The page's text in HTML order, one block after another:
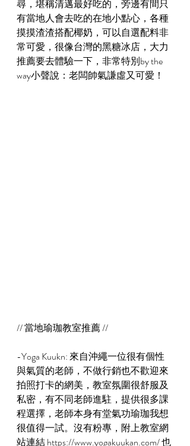
尋，堪稱清邁最好吃的，旁邊有間只
有當地人會去吃的在地小點心，各種
摸摸渣渣搭配椰奶，可以自選配料非
常可愛，很像台灣的黑糖冰店，大力
推薦要去體驗一下，非常特別by the
way小聲說：老闆帥氣謙虛又可愛！
// 當地瑜珈教室推薦 //
-Yoga Kuukn: 來自沖繩一位很有個性
與氣質的老師，不做行銷也不歡迎來
拍照打卡的網美，教室氛圍很舒服及
私密，有不同老師進駐，提供很多課
程選擇，老師本身有堂氣功瑜珈我想
很值得一試。沒有粉專，附上教室網
站連結 https://www.yogakuukan.com/ 也